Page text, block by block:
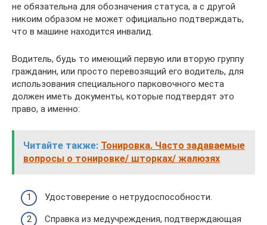
не обязательна для обозначения статуса, а с другой
никоим образом не может официально подтверждать,
что в машине находится инвалид.
Водитель, будь то имеющий первую или вторую группу
гражданин, или просто перевозящий его водитель, для
использования специального парковочного места
должен иметь документы, которые подтвердят это
право, а именно:
Читайте также: Тонировка. Часто задаваемые
вопросы о тонировке/ шторках/ жалюзях
Удостоверение о нетрудоспособности.
Справка из медучреждения, подтверждающая